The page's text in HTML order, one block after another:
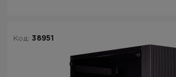
Код: 38951